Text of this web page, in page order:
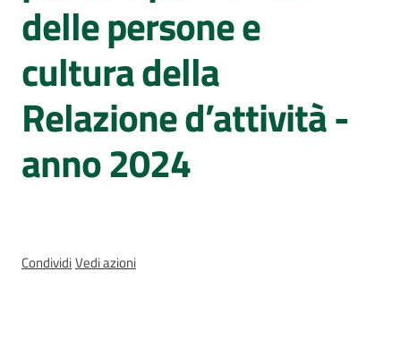
delle
ragazze
Assemblea
legislativa
delle persone e
cultura della
Relazione d’attività -
anno 2024
CondividiVedi azioni